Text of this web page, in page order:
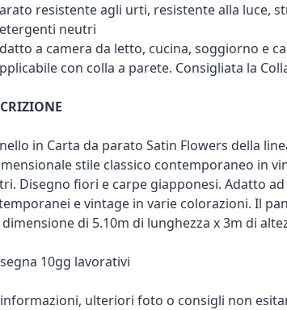
resistente agli urti, resistente alla luce,
neutri
a camera da letto, cucina, soggiorno e
con colla a parete. Consigliata la
in Carta da parato Satin Flowers della
stile classico contemporaneo in
Disegno fiori e carpe giapponesi. Adatto
e vintage in varie colorazioni. Il
di 5.10m di lunghezza x 3m di
10gg lavorativi
ulteriori foto o consigli non